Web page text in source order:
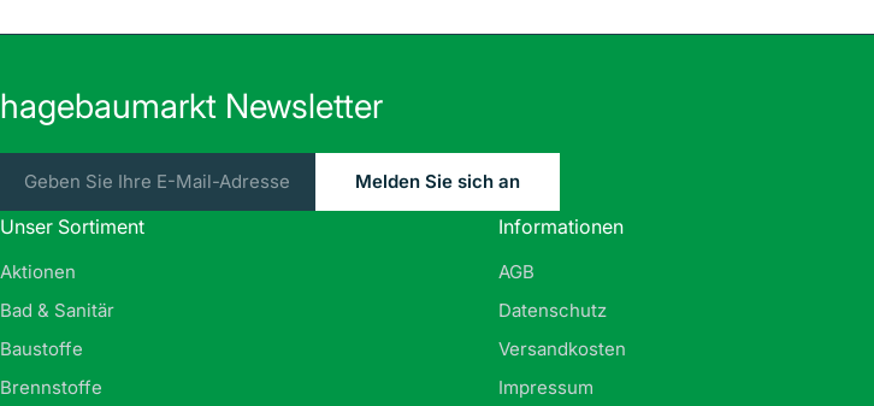
hagebaumarkt Newsletter
Mail
Melden Sie sich an
Unser Sortiment
Aktionen
Bad & Sanitär
Baustoffe
Brennstoffe
Informationen
AGB
Datenschutz
Versandkosten
Impressum